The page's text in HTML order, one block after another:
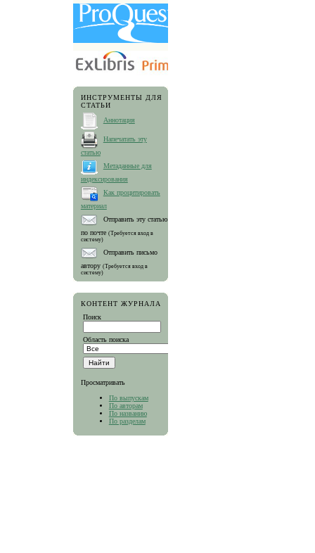
ИНСТРУМЕНТЫ ДЛЯ
СТАТЬИ
Аннотация
Напечатать эту
статью
Метаданные для
индексирования
Как процитировать
материал
Отправить эту статью
по почте (Требуется вход в
систему)
Отправить письмо
автору (Требуется вход в
систему)
КОНТЕНТ ЖУРНАЛА
Поиск
Область поиска
Просматривать
По выпускам
По авторам
По названию
По разделам